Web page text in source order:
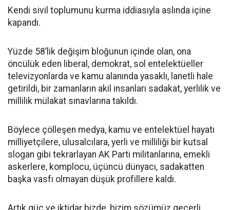
Kendi sivil toplumunu kurma iddiasıyla aslında içine
kapandı.
Yüzde 58’lik değişim bloğunun içinde olan, ona
öncülük eden liberal, demokrat, sol entelektüeller
televizyonlarda ve kamu alanında yasaklı, lanetli hale
getirildi, bir zamanların akil insanları sadakat, yerlilik ve
millilik mülakat sınavlarına takıldı.
Böylece çölleşen medya, kamu ve entelektüel hayatı
milliyetçilere, ulusalcılara, yerli ve milliliği bir kutsal
slogan gibi tekrarlayan AK Parti militanlarına, emekli
askerlere, komplocu, üçüncü dünyacı, sadakatten
başka vasfı olmayan düşük profillere kaldı.